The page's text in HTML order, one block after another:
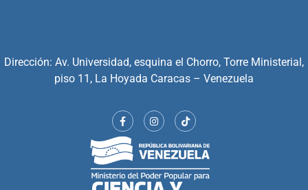
Dirección: Av. Universidad, esquina el Chorro, Torre Ministerial,
piso 11, La Hoyada Caracas – Venezuela